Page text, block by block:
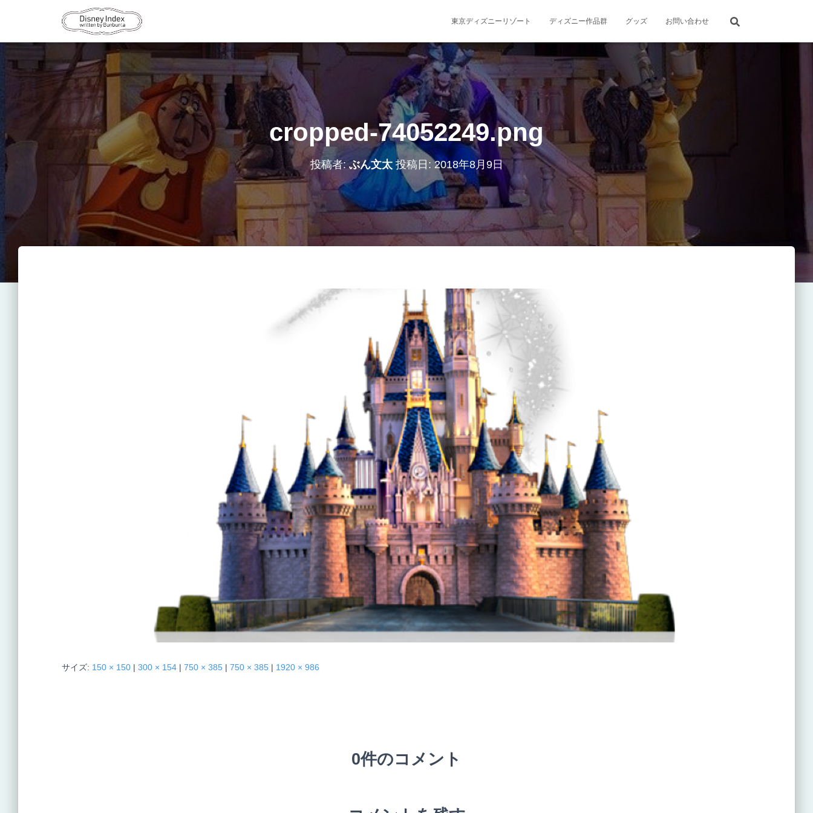
東京ディズニーリゾート ディズニー作品群 グッズ お問い合わせ
cropped-74052249.png
投稿者: ぶん文太投稿日: 2018年8月9日
サイズ: 150 × 150 | 300 × 154 | 750 × 385 | 750 × 385 | 1920 × 986
0件のコメント